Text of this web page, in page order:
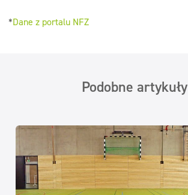
*Dane z portalu NFZ
Podobne artykuły